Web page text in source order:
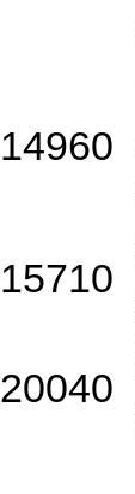
14960
15710
20040